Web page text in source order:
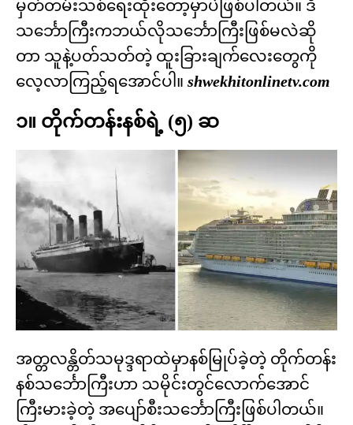
မှတ်တမ်းသစ်ရေးထိုးတော့မှာပဲဖြစ်ပါတယ်။ ဒီ
သင်္ဘောကြီးကဘယ်လိုသင်္ဘောကြီးဖြစ်မလဲဆို
တာ သူနဲ့ပတ်သတ်တဲ့ ထူးခြားချက်လေးတွေကို
လေ့လာကြည့်ရအောင်ပါ။ shwekhitonlinetv.com
၁။ တိုက်တန်းနစ်ရဲ့ (၅) ဆ
အတ္တလန္တိတ်သမုဒ္ဒရာထဲမှာနစ်မြုပ်ခဲ့တဲ့ တိုက်တန်း
နစ်သင်္ဘောကြီးဟာ သမိုင်းတွင်လောက်အောင်
ကြီးမားခဲ့တဲ့ အပျော်စီးသင်္ဘောကြီးဖြစ်ပါတယ်။